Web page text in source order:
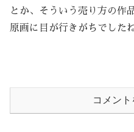
とか、そういう売り方の作
原画に目が行きがちでしたね
コメン